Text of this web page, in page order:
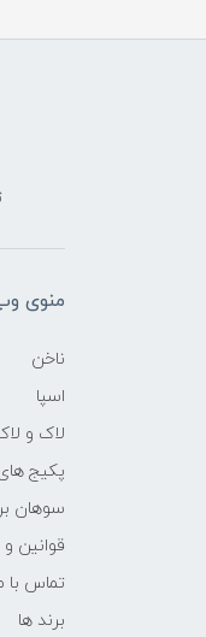
منوی
ناخن
اسپا
لاک و
پکیج
سوهان
قوانین
تماس با
برند ها